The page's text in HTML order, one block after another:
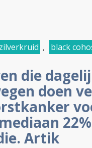
zilverkruid , black
die
doen
Artik